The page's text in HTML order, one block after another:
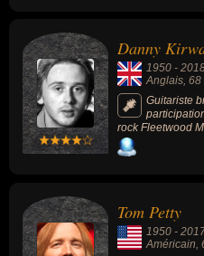
Danny
1950 -
Anglais, 68
Guitariste
rock Fleetwood
connu un
années 1970.
Tom Petty
1950 -
Américain